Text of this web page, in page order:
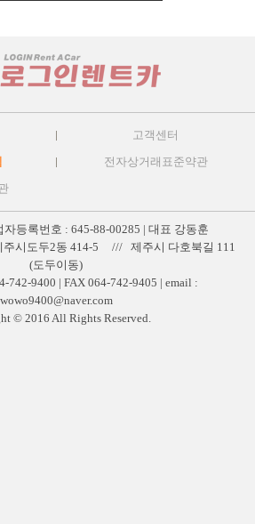
고객센터
전자상거래표준약관
등록번호 : 645-88-00285 | 대표 강동훈
주시도두2동 414-5 /// 제주시 다호북길 111
(도두이동)
742-9400 | FAX 064-742-9405 | email :
wowo9400@naver.com
© 2016 All Rights Reserved.